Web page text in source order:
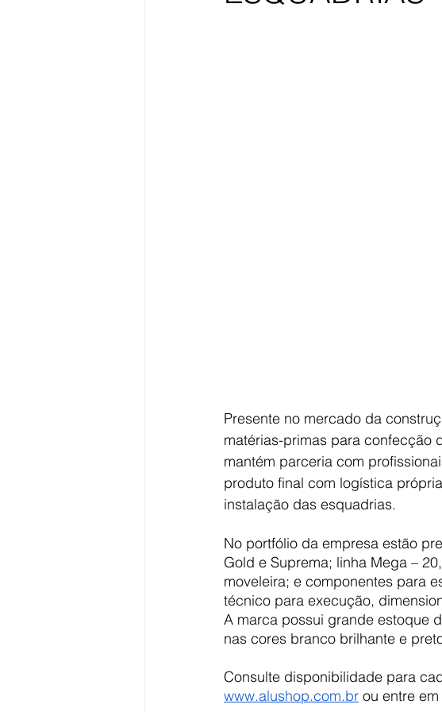
Presente no mercado da
matérias-primas para confecção
mantém parceria com
produto final com logística
instalação das esquadrias.
No portfólio da empresa estão
Gold e Suprema; linha Mega –
moveleira; e componentes para
técnico para execução,
A marca possui grande estoque
nas cores branco brilhante e
Consulte disponibilidade para
www.alushop.com.br ou entre